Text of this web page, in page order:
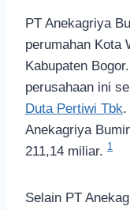
PT Anekagriya
perumahan Kota
Kabupaten
perusahaan ini
Duta Pertiwi Tbk.
Anekagriya
211,14 miliar. 1
Selain PT